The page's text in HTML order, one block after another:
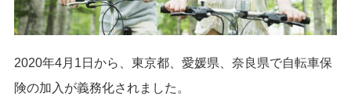
2020年4月1日から、東京都、愛媛県、奈良県で自転車保
険の加入が義務化されました。